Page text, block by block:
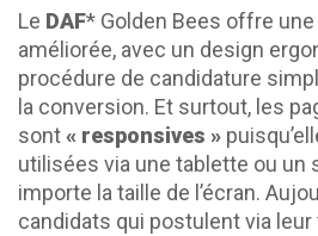
Le DAF* Golden Bees offre
améliorée, avec un design
procédure de candidature
la conversion. Et surtout, les
sont« responsives »
utilisées via une tablette ou un
importe la taille de l’écran.
candidats qui postulent via